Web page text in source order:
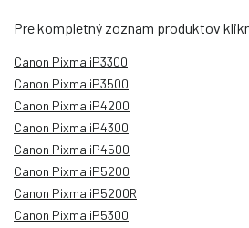
Pre kompletný zoznam produktov
Canon Pixma iP3300
Canon Pixma iP3500
Canon Pixma iP4200
Canon Pixma iP4300
Canon Pixma iP4500
Canon Pixma iP5200
Canon Pixma iP5200R
Canon Pixma iP5300